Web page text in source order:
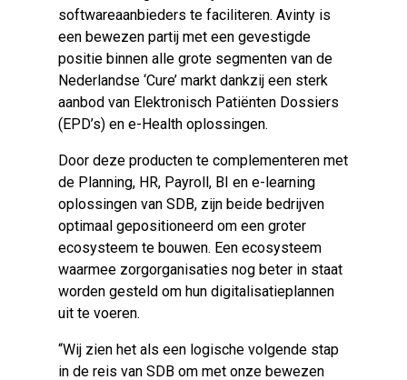
softwareaanbieders te faciliteren. Avinty is
een bewezen partij met een gevestigde
positie binnen alle grote segmenten van de
Nederlandse ‘Cure’ markt dankzij een sterk
aanbod van Elektronisch Patiënten Dossiers
(EPD’s) en e-Health oplossingen.
Door deze producten te complementeren met
de Planning, HR, Payroll, BI en e-learning
oplossingen van SDB, zijn beide bedrijven
optimaal gepositioneerd om een groter
ecosysteem te bouwen. Een ecosysteem
waarmee zorgorganisaties nog beter in staat
worden gesteld om hun digitalisatieplannen
uit te voeren.
“Wij zien het als een logische volgende stap
in de reis van SDB om met onze bewezen